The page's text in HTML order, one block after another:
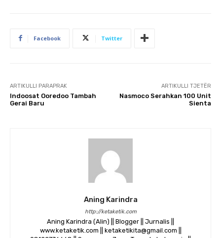
Facebook Twitter
ARTIKULLI PARAPRAK
Indoosat Ooredoo Tambah
Gerai Baru
ARTIKULLI TJETËR
Nasmoco Serahkan 100 Unit
Sienta
Aning Karindra
http://ketaketik.com
Aning Karindra (Alin) || Blogger || Jurnalis ||
www.ketaketik.com || ketaketikita@gmail.com ||